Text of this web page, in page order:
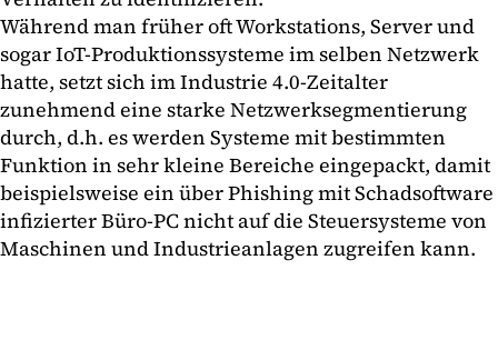
Während man früher oft Workstations, Server und
sogar IoT-Produktionssysteme im selben Netzwerk
hatte, setzt sich im Industrie 4.0-Zeitalter
zunehmend eine starke Netzwerksegmentierung
durch, d.h. es werden Systeme mit bestimmten
Funktion in sehr kleine Bereiche eingepackt, damit
beispielsweise ein über Phishing mit Schadsoftware
infizierter Büro-PC nicht auf die Steuersysteme von
Maschinen und Industrieanlagen zugreifen kann.